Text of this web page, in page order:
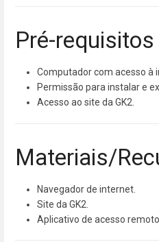
Pré-requisitos
Computador com acesso à
Permissão para instalar e
Acesso ao site da GK2.
Materiais/
Navegador de internet.
Site da GK2.
Aplicativo de acesso remoto.